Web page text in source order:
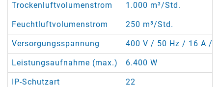
Trockenluftvolumenstrom 1.000 m³/Std.
Feuchtluftvolumenstrom 250 m³/Std.
Versorgungsspannung 400 V / 50 Hz / 16 A /
Leistungsaufnahme (max.) 6.400 W
IP-Schutzart 22